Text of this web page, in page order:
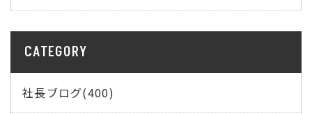
CATEGORY
社長ブログ(400)